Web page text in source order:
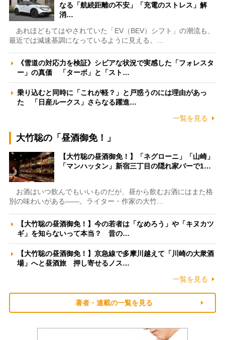
なる「航続距離の不安」「充電のストレス」解
消…
あれほどもてはやされていた「EV（BEV）シフト」の潮流も、
最近では減速基調になっているように見える。…
《雪道の対応力を検証》シビアな状況で実感した「フォレスタ
ー」の真価 「ターボ」と「スト…
乗り込むと同時に「これが軽？」と戸惑うのには理由があっ
た 「日産ルークス」さらなる躍進…
一覧を見る
大竹聡の「昼酒御免！」
【大竹聡の昼酒御免！】「ネグローニ」「山崎」
「マンハッタン」新宿三丁目の隠れ家バーで1…
お酒はいつ飲んでもいいものだが、昼から飲むお酒にはまた格
別の味わいがある――。ライター・作家の大竹…
【大竹聡の昼酒御免！】今の若者は「なめろう」や「キヌカツ
ギ」を知らないって本当？ 昔の…
【大竹聡の昼酒御免！】京急線で多摩川越えて「川崎の大衆酒
場」へと昼酒旅 押し寄せるノス…
一覧を見る
著者・連載の一覧を見る